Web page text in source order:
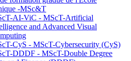
-MSc&T
AI-ViC - MScT-Artificial
and Advanced Visual
CyS - MScT-Cybersecurity (CyS)
DDDF - MScT-Double Degree